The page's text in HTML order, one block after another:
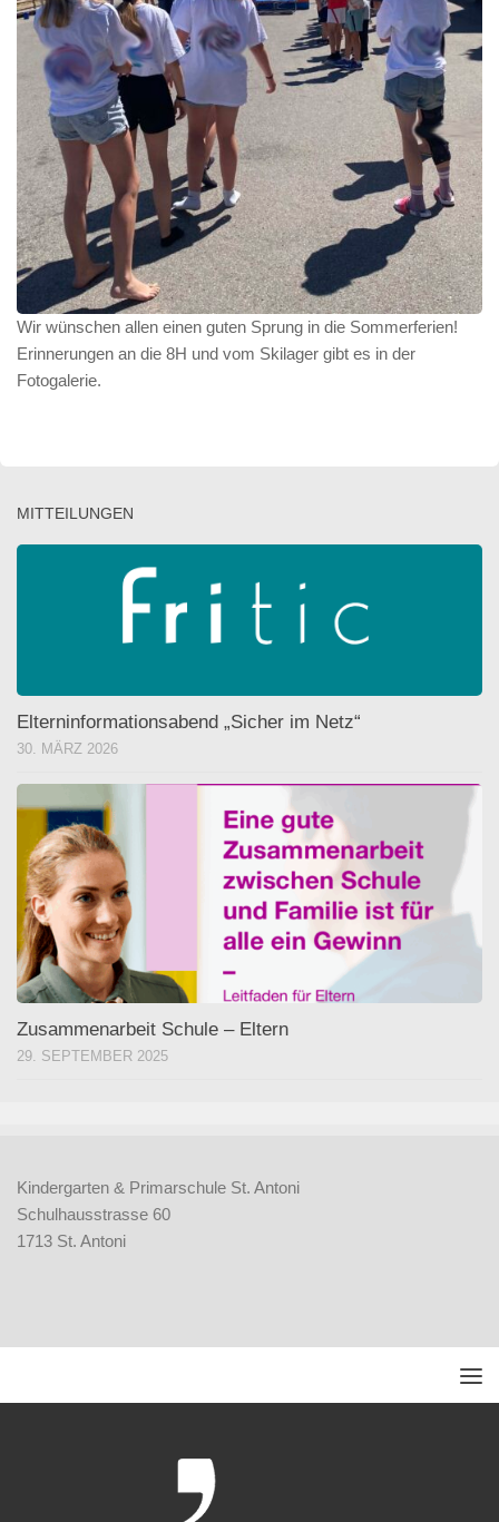
Wir wünschen allen einen guten Sprung in die Sommerferien!
Erinnerungen an die 8H und vom Skilager gibt es in der
Fotogalerie.
MITTEILUNGEN
Elterninformationsabend „Sicher im Netz“
30. MÄRZ 2026
Zusammenarbeit Schule – Eltern
29. SEPTEMBER 2025
Kindergarten & Primarschule St. Antoni
Schulhausstrasse 60
1713 St. Antoni